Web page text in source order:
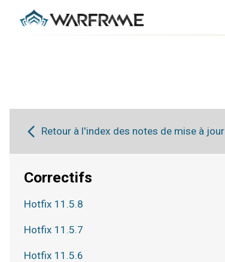
Retour à l'index des notes de mise à jour
Correctifs
Hotfix 11.5.8
Hotfix 11.5.7
Hotfix 11.5.6